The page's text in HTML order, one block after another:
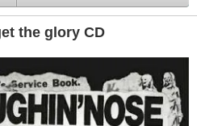
the glory CD